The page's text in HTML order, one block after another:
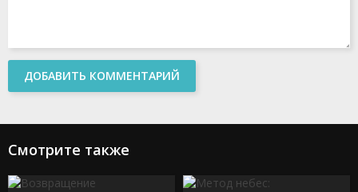
ДОБАВИТЬ КОММЕНТАРИЙ
Смотрите также